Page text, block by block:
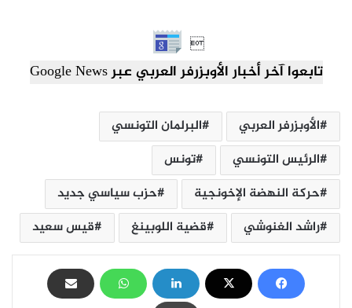

تابعوا آخر أخبار الأوبزرفر العربي عبر Google News
الأوبزرفر العربي
البرلمان التونسي
الرئيس التونسي
تونس
حركة النهضة الإخونجية
حزب سياسي جديد
راشد الغنوشي
قضية اللوبينغ قيس سعيد